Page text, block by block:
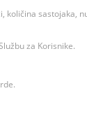
količina sastojaka,
za Korisnike.